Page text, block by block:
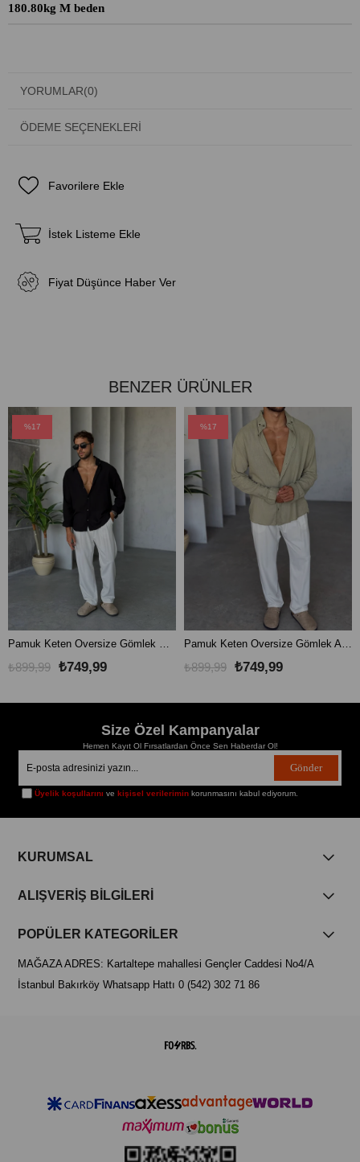
180.80kg M beden
YORUMLAR(0)
ÖDEME SEÇENEKLERI
Favorilere Ekle
İstek Listeme Ekle
Fiyat Düşünce Haber Ver
BENZER ÜRÜNLER
₺749,99
₺899,99
%17
₺749,99
₺899,99
%17
Size Özel Kampanyalar
Hemen Kayıt Ol Fırsatlardan Önce Sen Haberdar Ol!
Gönder
Üyelik koşullarını vekişisel verilerimin korunmasını kabul ediyorum.
KURUMSAL
ALIŞVERİŞ BİLGİLERİ
POPÜLER KATEGORİLER
MAĞAZA ADRES: Kartaltepe mahallesi Gençler Caddesi No4/A
İstanbul Bakırköy Whatsapp Hattı 0 (542) 302 71 86